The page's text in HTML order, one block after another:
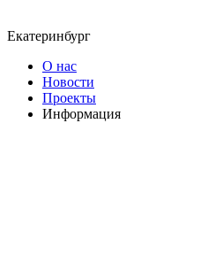
Екатеринбург
О нас
Новости
Проекты
Информация